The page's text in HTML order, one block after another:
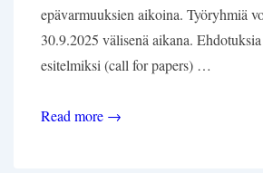
epävarmuuksien aikoina. Työryhmiä
30.9.2025 välisenä aikana.
esitelmiksi (call for papers) …
Save
Read more →